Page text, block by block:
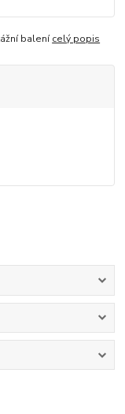
balenícelý popis